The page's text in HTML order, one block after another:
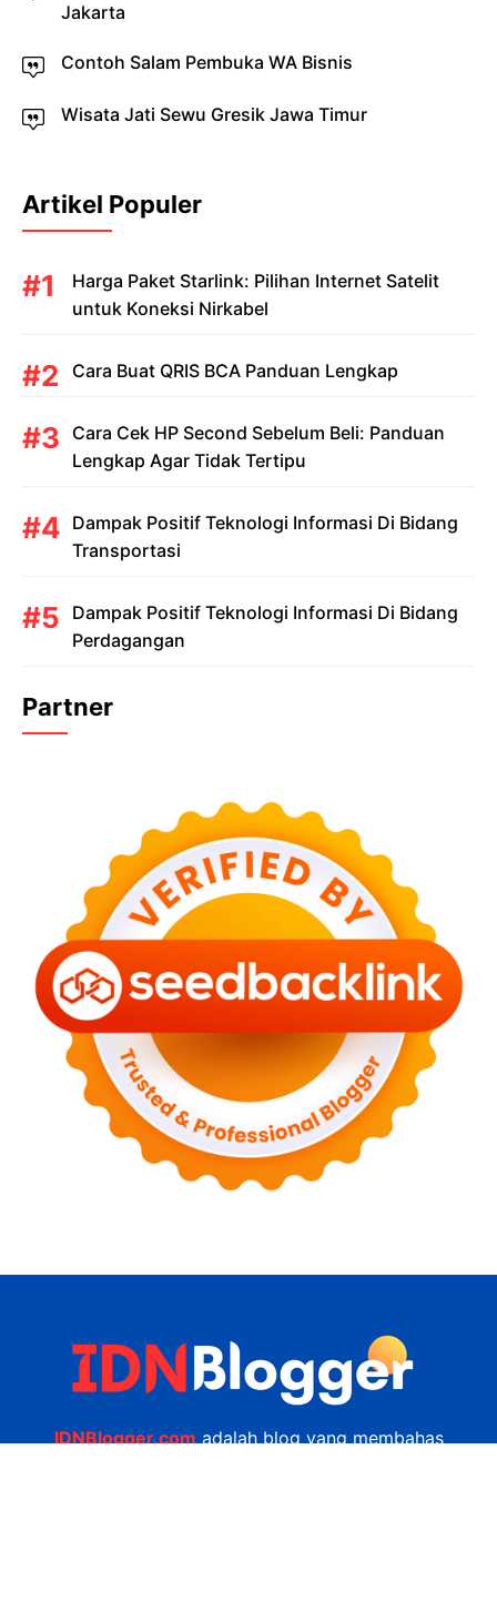
Jakarta
Contoh Salam Pembuka WA Bisnis
Wisata Jati Sewu Gresik Jawa Timur
Artikel Populer
Harga Paket Starlink: Pilihan Internet Satelit
untuk Koneksi Nirkabel
Cara Buat QRIS BCA Panduan Lengkap
Cara Cek HP Second Sebelum Beli: Panduan
Lengkap Agar Tidak Tertipu
Dampak Positif Teknologi Informasi Di Bidang
Transportasi
Dampak Positif Teknologi Informasi Di Bidang
Perdagangan
Partner
IDNBlogger.comadalah blog yang membahas